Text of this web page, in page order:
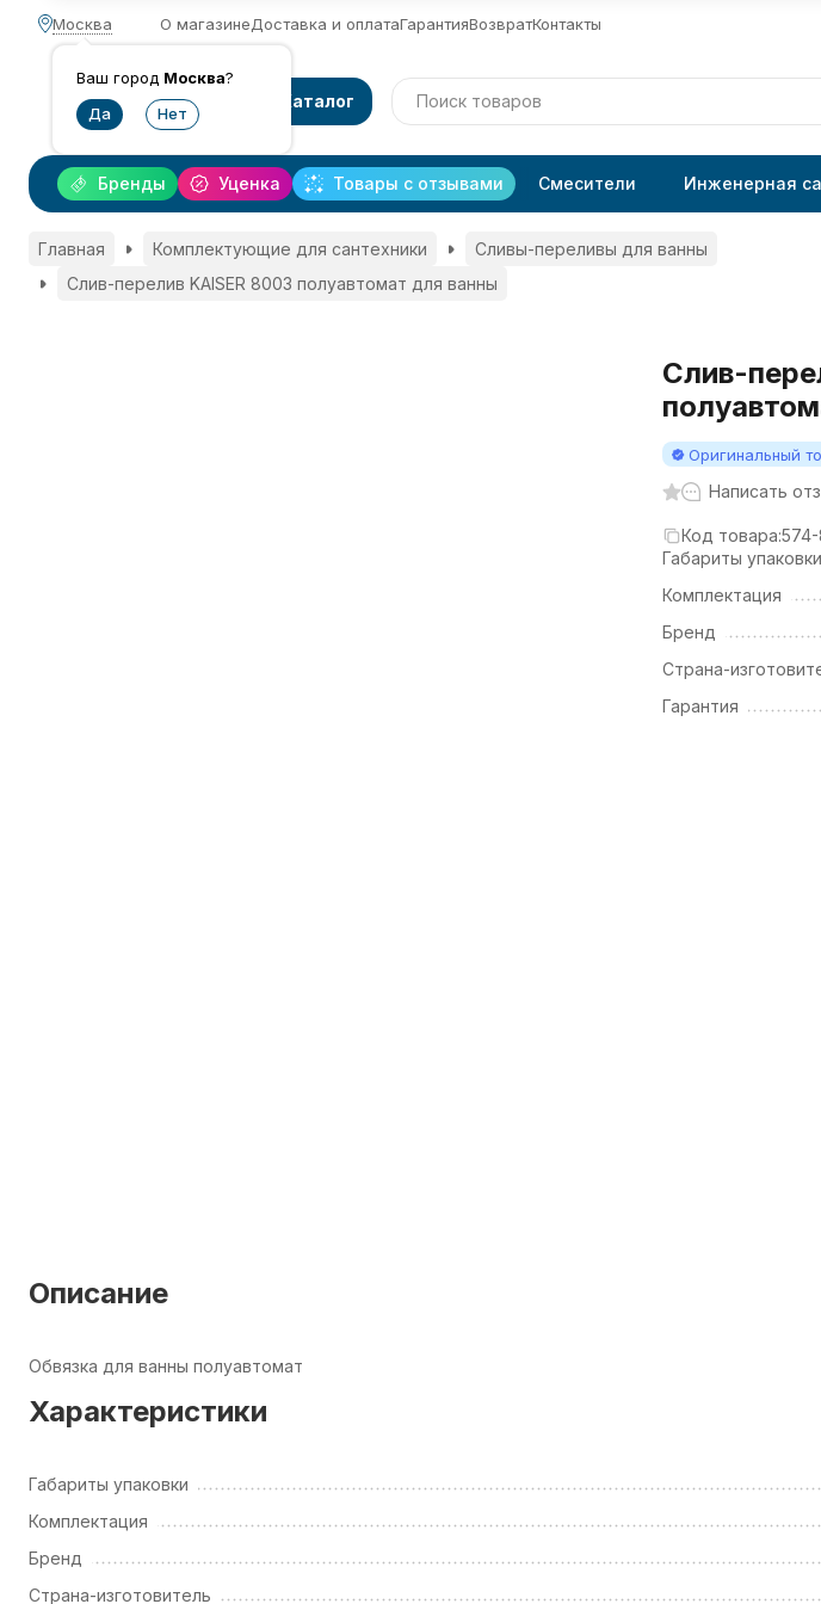
Москва
Ваш город Москва?
О магазинеДоставка и оплатаГарантияВозвратКонтакты
Каталог
Уценка Товары с отзывами
Бренды Смесители Инженерная
Главная Комплектующие для сантехники
Сливы-переливы для ванны
Слив-перелив KAISER 8003 полуавтомат для ванны
Слив-
Оригинальный
Написать
Код товара:
Габариты упаковки
Комплектация
Бренд
Страна-
Гарантия
Описание
Обвязка для ванны полуавтомат
Характеристики
Габариты упаковки
Комплектация
Бренд
Страна-изготовитель